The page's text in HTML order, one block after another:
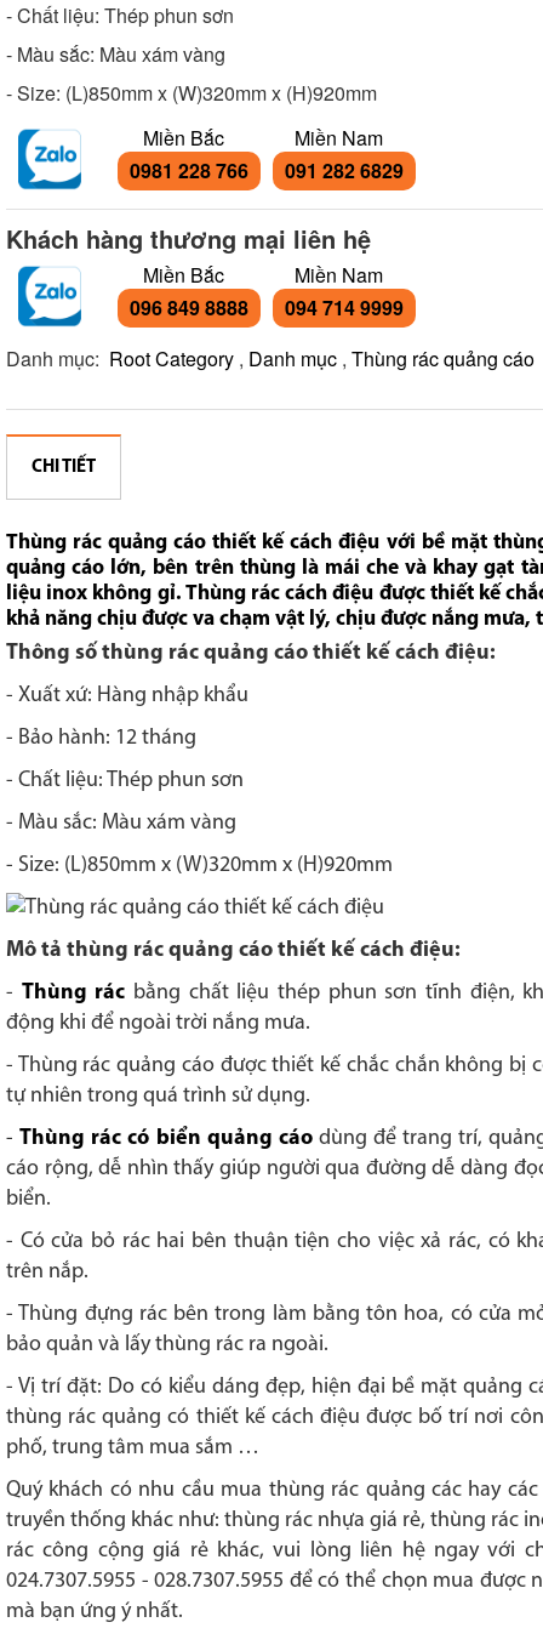
- Chất liệu: Thép phun sơn
- Màu sắc: Màu xám vàng
- Size: (L)850mm x (W)320mm x (H)920mm
Miền Bắc
0981 228 766
Miền Nam
091 282 6829
Khách hàng thương mại liên hệ
Miền Bắc
096 849 8888
Miền Nam
094 714 9999
Danh mục: Root Category , Danh mục , Thùng rác quảng cáo
CHI TIẾT
Thùng rác quảng cáo thiết kế cách điệu với bề mặt
quảng cáo lớn, bên trên thùng là mái che và khay gạt
liệu inox không gỉ. Thùng rác cách điệu được thiết kế
khả năng chịu được va chạm vật lý, chịu được nắng
Thông số thùng rác quảng cáo thiết kế cách điệu:
- Xuất xứ: Hàng nhập khẩu
- Bảo hành: 12 tháng
- Chất liệu: Thép phun sơn
- Màu sắc: Màu xám vàng
- Size: (L)850mm x (W)320mm x (H)920mm
Mô tả thùng rác quảng cáo thiết kế cách điệu:
- Thùng rác bằng chất liệu thép phun sơn tĩnh điện,
động khi để ngoài trời nắng mưa.
- Thùng rác quảng cáo được thiết kế chắc chắn không bị
tự nhiên trong quá trình sử dụng.
-Thùng rác có biển quảng cáodùng để trang trí,
cáo rộng, dễ nhìn thấy giúp người qua đường dễ dàng
biển.
- Có cửa bỏ rác hai bên thuận tiện cho việc xả rác, có
trên nắp.
- Thùng đựng rác bên trong làm bằng tôn hoa, có cửa
bảo quản và lấy thùng rác ra ngoài.
- Vị trí đặt: Do có kiểu dáng đẹp, hiện đại bề mặt quảng
thùng rác quảng có thiết kế cách điệu được bố trí nơi
phố, trung tâm mua sắm …
Quý khách có nhu cầu mua thùng rác quảng các hay
truyền thống khác như: thùng rác nhựa giá rẻ, thùng rác
rác công cộng giá rẻ khác, vui lòng liên hệ ngay với
024.7307.5955 - 028.7307.5955 để có thể chọn mua được
mà bạn ứng ý nhất.